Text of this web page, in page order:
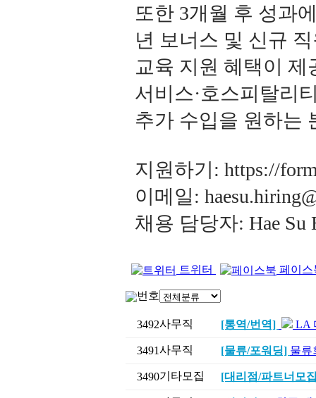
또한 3개월 후 성과
년 보너스 및 신규
교육 지원 혜택이
서비스·호스피탈리
추가 수입을 원하는
지원하기: https://
이메일:
채용 담당자: Hae Su
트위터 페이스
번호
3492사무직 [통역/번역] LA
3491사무직 [물류/포워딩] 물류
3490기타모집 [대리점/파트너모